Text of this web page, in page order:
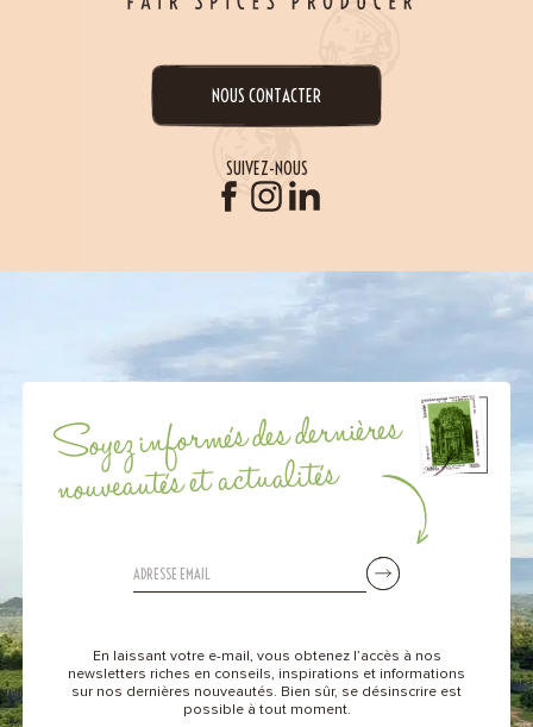
NOUS CONTACTER
SUIVEZ-NOUS
Soyez informés des dernières
nouveautés et actualités
En laissant votre e-mail, vous obtenez l’accès à nos
newsletters riches en conseils, inspirations et informations
sur nos dernières nouveautés. Bien sûr, se désinscrire est
possible à tout moment.